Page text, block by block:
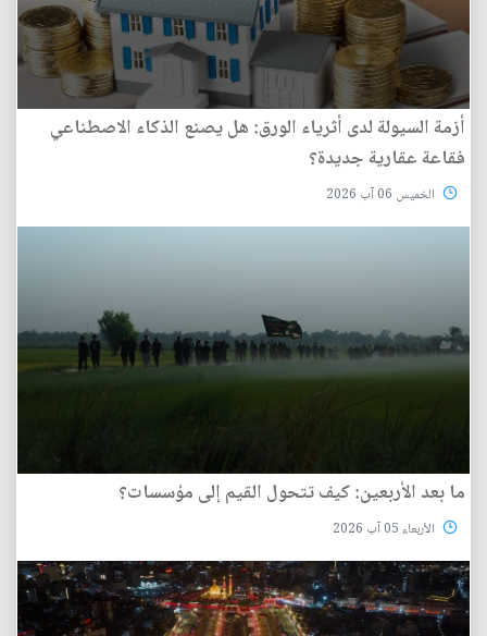
أزمة السيولة لدى أثرياء الورق: هل يصنع الذكاء الاصطناعي
فقاعة عقارية جديدة؟
الخميس 06 آب 2026
ما بعد الأربعين: كيف تتحول القيم إلى مؤسسات؟
الأربعاء 05 آب 2026